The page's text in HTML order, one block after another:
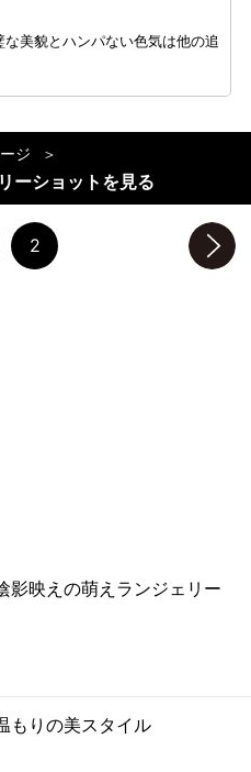
美貌とハンパない色気は他の追
ジ
ーショットを見る
2
影映えの萌えランジェリー
もりの美スタイル